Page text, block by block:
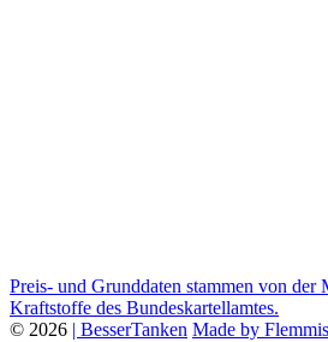
Preis- und Grunddaten stammen von der
Kraftstoffe des Bundeskartellamtes.
© 2026 | BesserTanken Made by